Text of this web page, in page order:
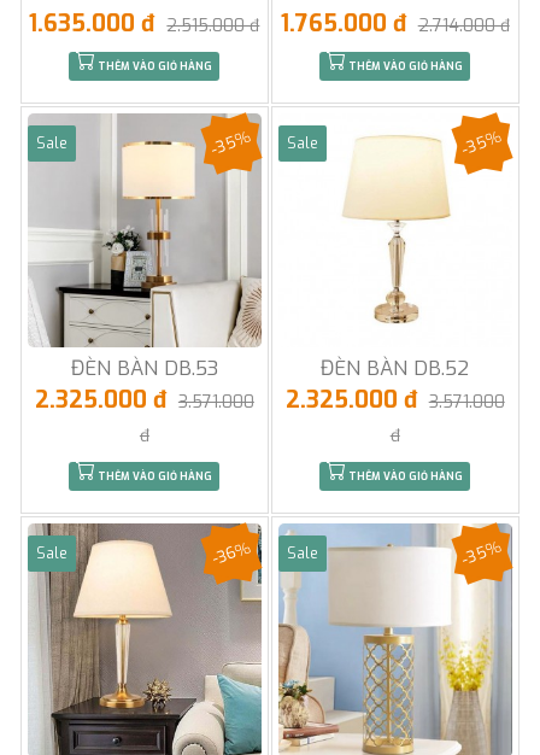
1.635.000 đ 2.515.000 đ
THÊM VÀO GIỎ HÀNG
1.765.000 đ 2.714.000 đ
THÊM VÀO GIỎ HÀNG
Sale
ĐÈN BÀN DB.53
-35%
2.325.000 đ 3.571.000
đ
THÊM VÀO GIỎ HÀNG
Sale
ĐÈN BÀN DB.52
-35%
2.325.000 đ 3.571.000
đ
THÊM VÀO GIỎ HÀNG
Sale -36% Sale -35%